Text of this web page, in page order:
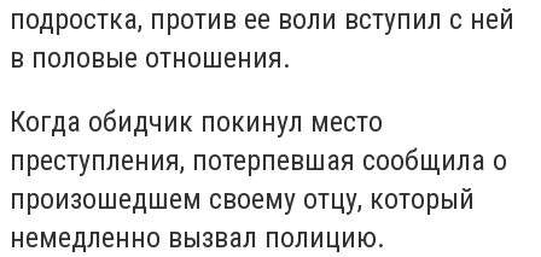
подростка, против ее воли вступил с ней
в половые отношения.
Когда обидчик покинул место
преступления, потерпевшая сообщила о
произошедшем своему отцу, который
немедленно вызвал полицию.